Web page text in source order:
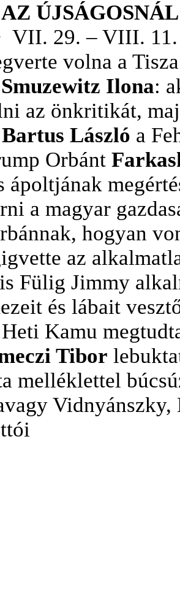
ÚJSÁGOSNÁL
VII. 29. – VIII. 11.
volna a
Smuzewitz Ilona:
az önkritikát,
Bartus László a
Orbánt
ápoltjának
a magyar
hogyan
az
Fülig Jimmy
és lábait
Kamu
Tibor
melléklettel
Vidnyánszky,